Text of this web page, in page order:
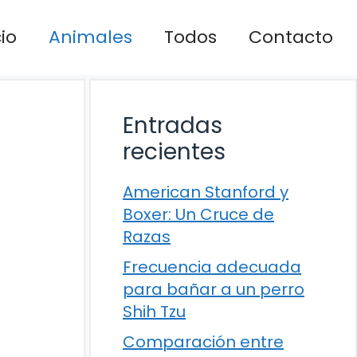
Animales Todos Contacto
Entradas
recientes
American Stanford y
Boxer: Un Cruce de
Razas
Frecuencia adecuada
para bañar a un perro
Shih Tzu
Comparación entre